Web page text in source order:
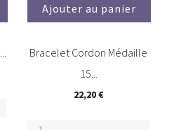
Ajouter au panier
Bracelet Cordon Médaille
15...
22,20 €